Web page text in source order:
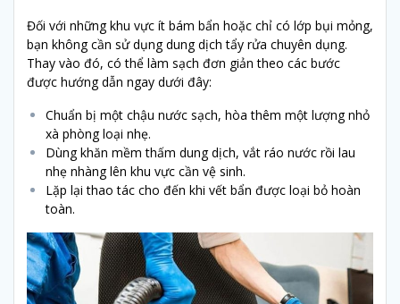
Đối với những khu vực ít bám bẩn hoặc chỉ có lớp bụi mỏng,
bạn không cần sử dụng dung dịch tẩy rửa chuyên dụng.
Thay vào đó, có thể làm sạch đơn giản theo các bước
được hướng dẫn ngay dưới đây:
Chuẩn bị một chậu nước sạch, hòa thêm một lượng nhỏ
xà phòng loại nhẹ.
Dùng khăn mềm thấm dung dịch, vắt ráo nước rồi lau
nhẹ nhàng lên khu vực cần vệ sinh.
Lặp lại thao tác cho đến khi vết bẩn được loại bỏ hoàn
toàn.